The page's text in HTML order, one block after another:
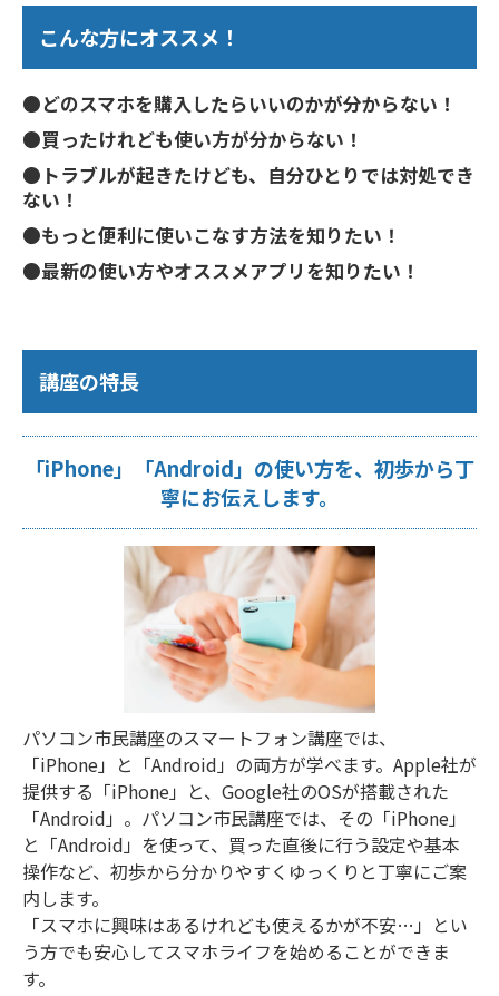
こんな方にオススメ！
●どのスマホを購入したらいいのかが分からない！
●買ったけれども使い方が分からない！
●トラブルが起きたけども、自分ひとりでは対処でき
ない！
●もっと便利に使いこなす方法を知りたい！
●最新の使い方やオススメアプリを知りたい！
講座の特長
「iPhone」「Android」の使い方を、初歩から丁
寧にお伝えします。
パソコン市民講座のスマートフォン講座では、
「iPhone」と「Android」の両方が学べます。Apple社が
提供する「iPhone」と、Google社のOSが搭載された
「Android」。パソコン市民講座では、その「iPhone」
と「Android」を使って、買った直後に行う設定や基本
操作など、初歩から分かりやすくゆっくりと丁寧にご案
内します。
「スマホに興味はあるけれども使えるかが不安…」とい
う方でも安心してスマホライフを始めることができま
す。